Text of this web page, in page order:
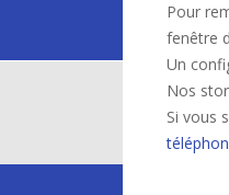
Pour
fenêtre
Un
Nos
Si vous